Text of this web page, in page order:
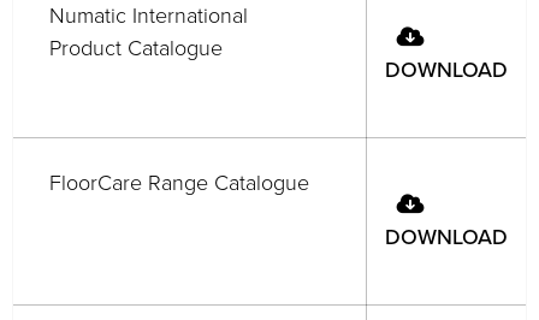
Numatic International
Product Catalogue
DOWNLOAD
FloorCare Range Catalogue
DOWNLOAD